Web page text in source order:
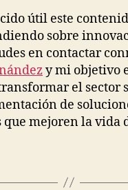
útil este
sobre
en contactar
y mi objetivo
el sector
de
que mejoren la vida